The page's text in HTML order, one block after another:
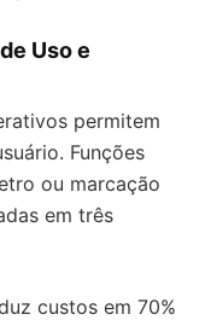
Uso e
permitem
Funções
ou marcação
em três
custos em 70%